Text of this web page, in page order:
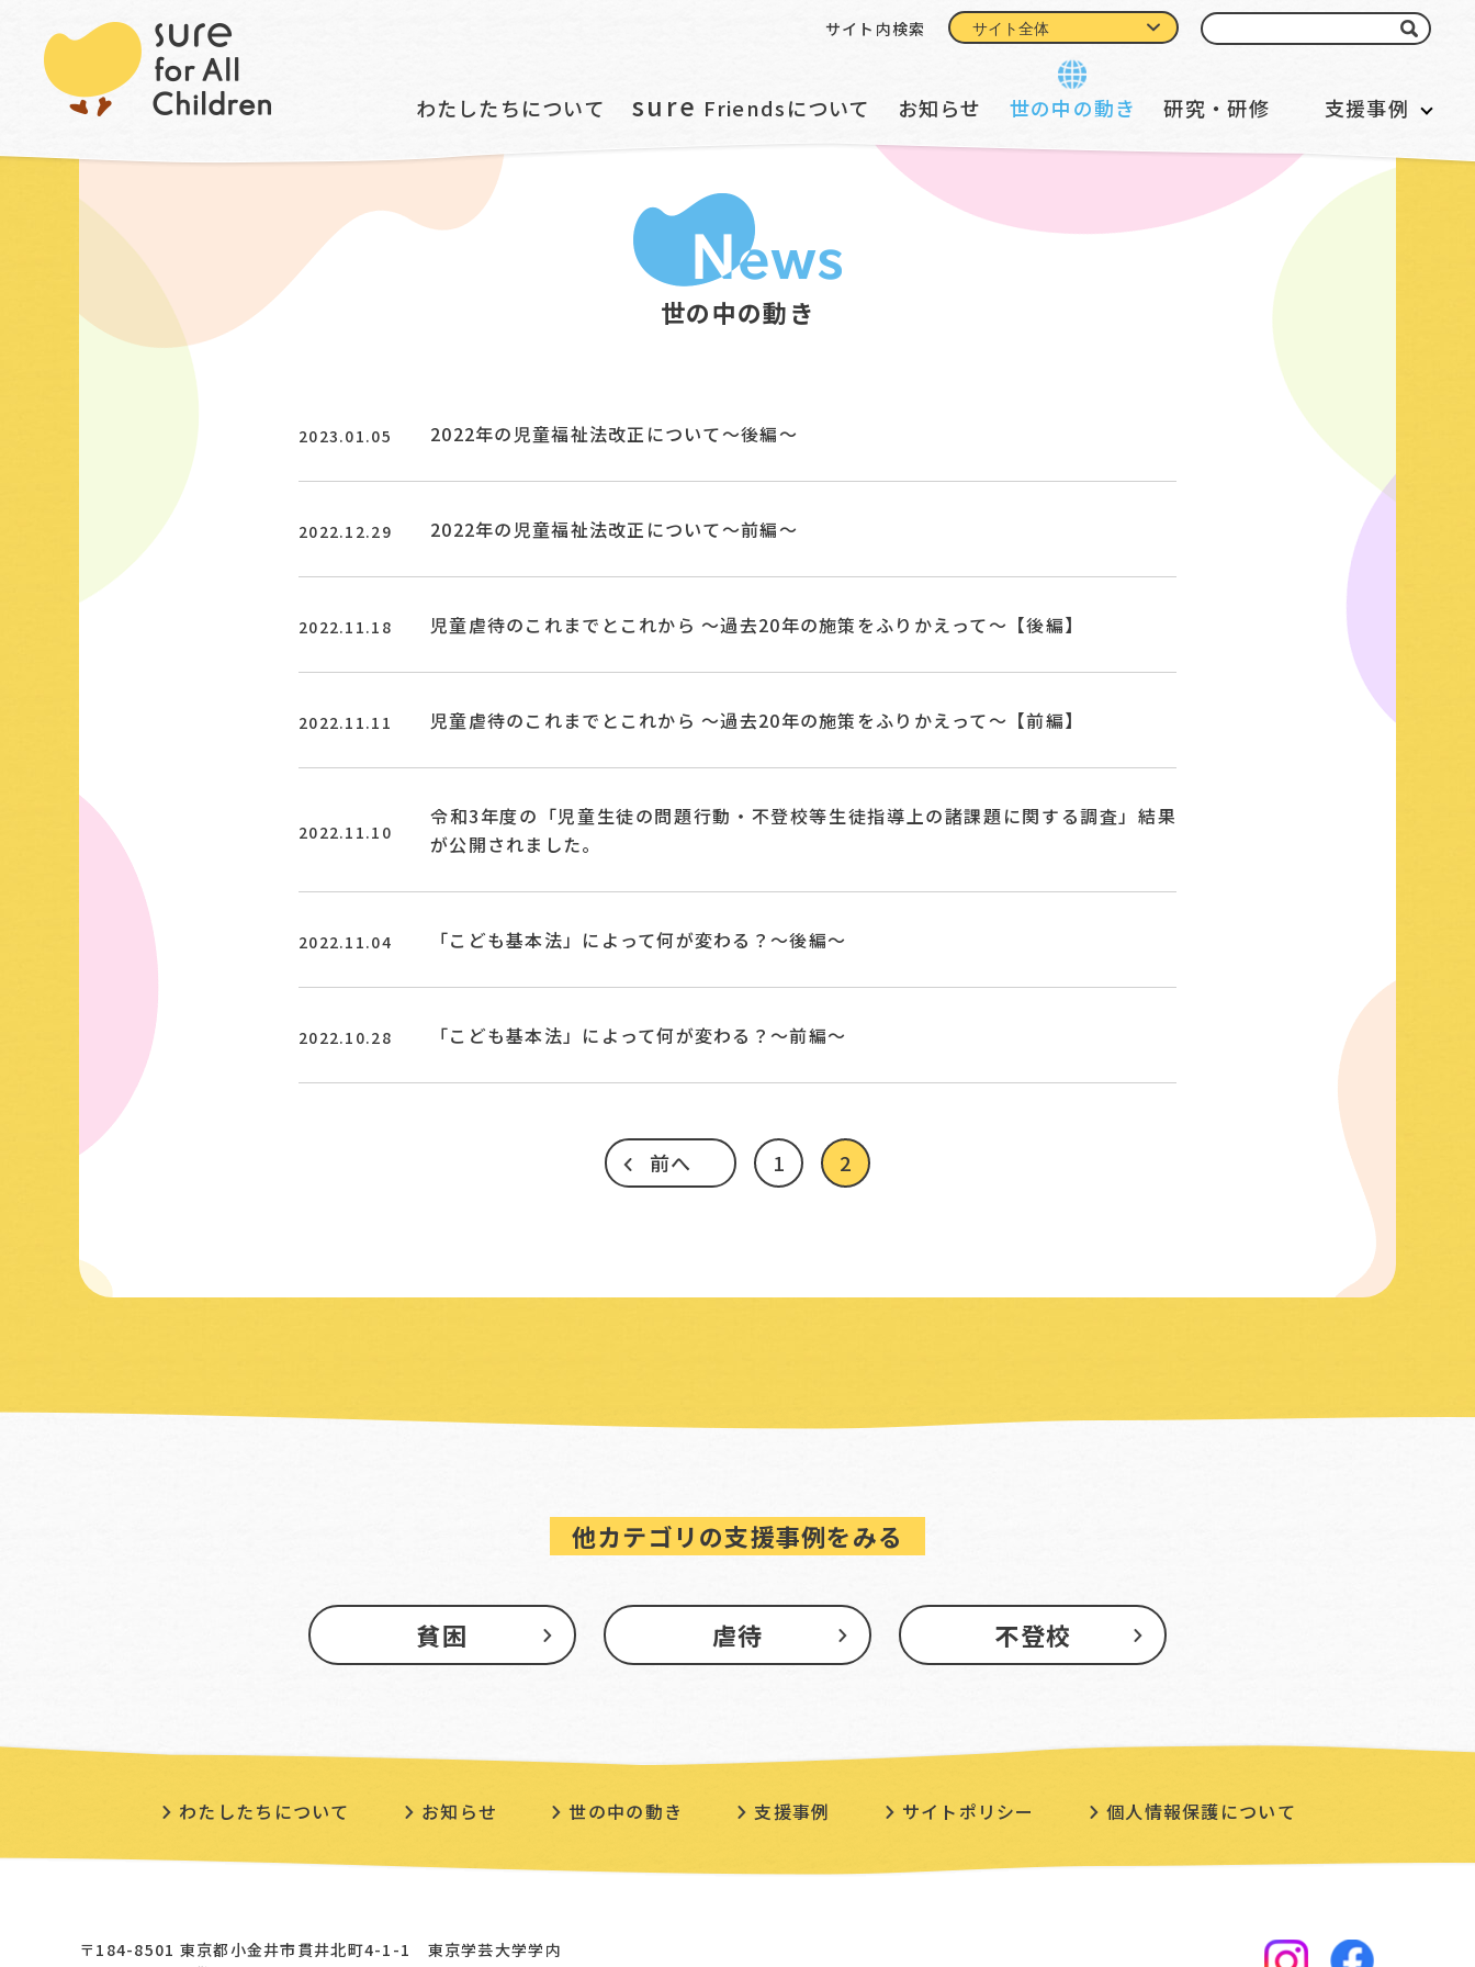
わたしたちについて sure Friendsについて お知らせ 世の中の動き 研究・研修 支援事例
サイト内検索
世の中の動き
世の中の動き
2023.01.05 2022年の児童福祉法改正について〜後編〜
2022.12.29 2022年の児童福祉法改正について〜前編〜
2022.11.18 児童虐待のこれまでとこれから 〜過去20年の施策をふりかえって〜【後編】
2022.11.11 児童虐待のこれまでとこれから 〜過去20年の施策をふりかえって〜【前編】
2022.11.10
令和3年度の「児童生徒の問題行動・不登校等生徒指導上の諸課題に関する調査」結果
が公開されました。
2022.11.04 「こども基本法」によって何が変わる？〜後編〜
2022.10.28 「こども基本法」によって何が変わる？〜前編〜
前へ 1 2
他カテゴリの支援事例をみる
貧困 虐待 不登校
わたしたちについて お知らせ 世の中の動き 支援事例 サイトポリシー 個人情報保護について
〒184-8501 東京都小金井市貫井北町4-1-1 東京学芸大学学内